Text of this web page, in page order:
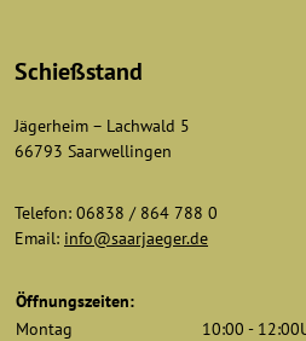
Schießstand
Jägerheim – Lachwald 5
66793 Saarwellingen
Telefon: 06838 / 864 788 0
Email: info@saarjaeger.de
Öffnungszeiten:
Montag
10:00 -